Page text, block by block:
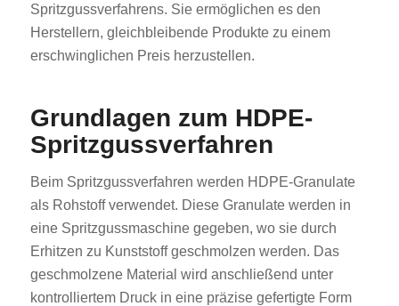
Spritzgussverfahrens. Sie ermöglichen es den
Herstellern, gleichbleibende Produkte zu einem
erschwinglichen Preis herzustellen.
Grundlagen zum HDPE-
Spritzgussverfahren
Beim Spritzgussverfahren werden HDPE-Granulate
als Rohstoff verwendet. Diese Granulate werden in
eine Spritzgussmaschine gegeben, wo sie durch
Erhitzen zu Kunststoff geschmolzen werden. Das
geschmolzene Material wird anschließend unter
kontrolliertem Druck in eine präzise gefertigte Form